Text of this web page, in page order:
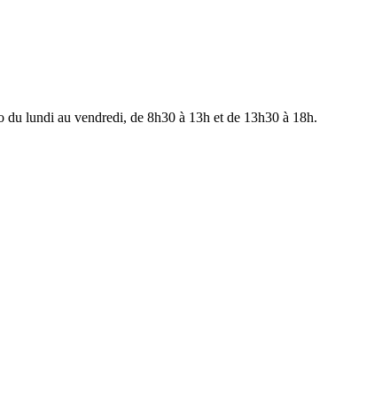
lundi au vendredi, de 8h30 à 13h et de 13h30 à 18h.